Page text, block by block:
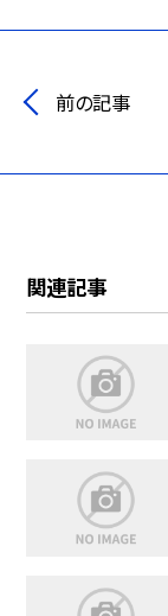
前の記事
関連記事